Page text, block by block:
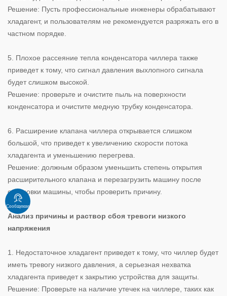
Решение: Пусть профессиональные инженеры обрабатывают
хладагент, и пользователям не рекомендуется разряжать его в
частном порядке.
5. Плохое рассеяние тепла конденсатора чиллера также
приведет к тому, что сигнал давления выхлопного сигнала
будет слишком высокой.
Решение: проверьте и очистите пыль на поверхности
конденсатора и очистите медную трубку конденсатора.
6. Расширение клапана чиллера открывается слишком
большой, что приведет к увеличению скорости потока
хладагента и уменьшению перегрева.
Решение: должным образом уменьшить степень открытия
расширительного клапана и перезагрузить машину после
остановки машины, чтобы проверить причину.
Анализ причины и раствор сбоя тревоги низкого
напряжения
1. Недостаточное хладагент приведет к тому, что чиллер будет
иметь тревогу низкого давления, а серьезная нехватка
хладагента приведет к закрытию устройства для защиты.
Решение: Проверьте на наличие утечек на чиллере, таких как
Сообщение